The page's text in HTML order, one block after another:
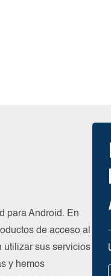
para Android. En
de acceso al
utilizar sus servicios
y hemos